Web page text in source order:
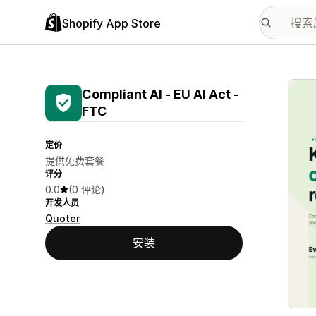
Shopify App Store
Compliant AI ‑ EU AI Act ‑
FTC
定价
提供免费套餐
评分
0.0 (0 评论)
开发人员
Quoter
安装
配图